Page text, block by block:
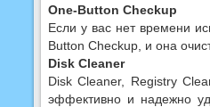
One-Button Checkup
Если у вас нет времени
Button Checkup, и она
Disk Cleaner
Disk Cleaner, Registry
эффективно и надежно